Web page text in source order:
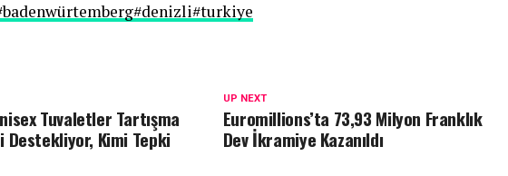
#denizli#turkiye
UP NEXT
Euromillions’ta 73,93 Milyon Franklık
Dev İkramiye Kazanıldı
Tuvaletler Tartışma
Destekliyor, Kimi Tepki